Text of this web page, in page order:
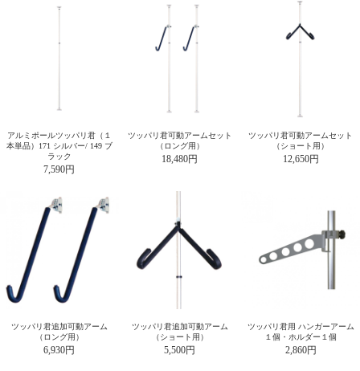
アルミポールツッパリ君（１
本単品）171 シルバー/ 149 ブ
ラック
7,590円
ツッパリ君可動アームセット
（ロング用）
18,480円
ツッパリ君可動アームセット
（ショート用）
12,650円
ツッパリ君追加可動アーム
（ロング用）
6,930円
ツッパリ君追加可動アーム
（ショート用）
5,500円
ツッパリ君用 ハンガーアーム
１個・ホルダー１個
2,860円